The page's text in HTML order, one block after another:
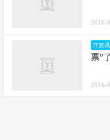
2016-
IT资讯
票”
2016-